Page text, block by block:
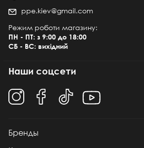
ppe.kiev@gmail.com
Режим роботи магазину:
ПН - ПТ: з 9:00 до 18:00
СБ - ВС: вихідний
Наши соцсети
Бренды